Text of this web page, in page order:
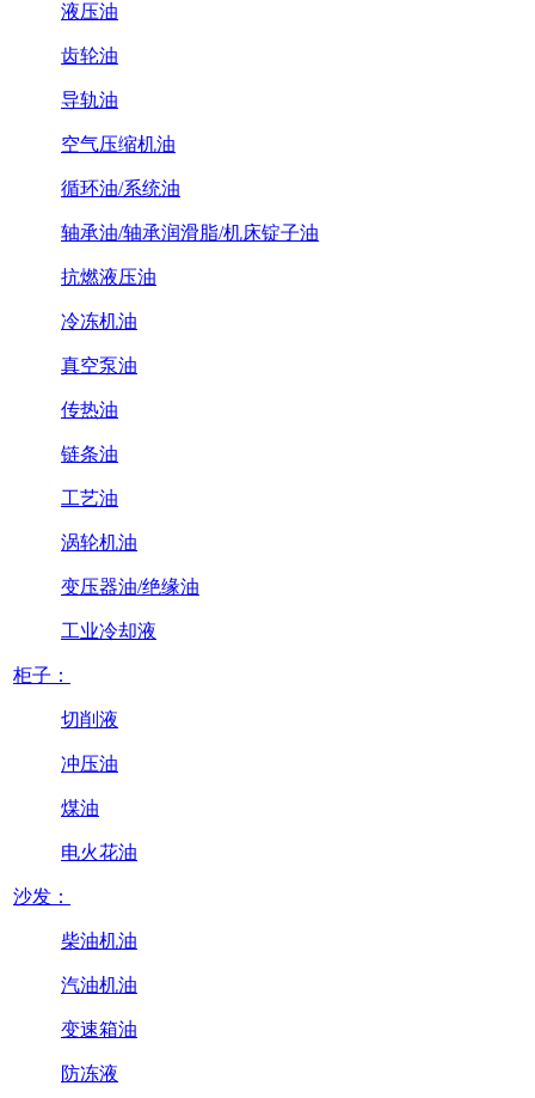
液压油
齿轮油
导轨油
空气压缩机油
循环油/系统油
轴承油/轴承润滑脂/机床锭子油
抗燃液压油
冷冻机油
真空泵油
传热油
链条油
工艺油
涡轮机油
变压器油/绝缘油
工业冷却液
柜子：
切削液
冲压油
煤油
电火花油
沙发：
柴油机油
汽油机油
变速箱油
防冻液